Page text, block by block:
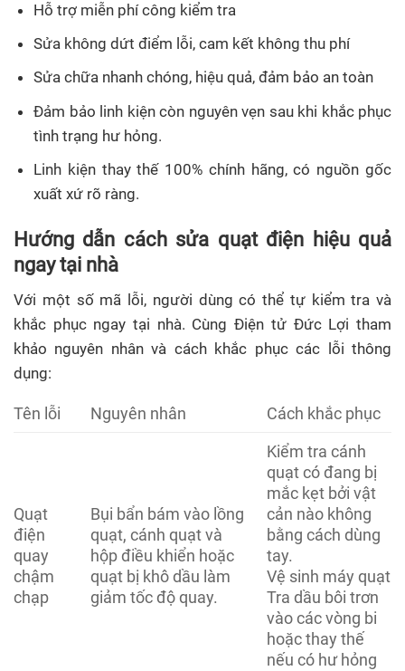
Hỗ trợ miễn phí công kiểm tra
Sửa không dứt điểm lỗi, cam kết không thu phí
Sửa chữa nhanh chóng, hiệu quả, đảm bảo an toàn
Đảm bảo linh kiện còn nguyên vẹn sau khi khắc phục
tình trạng hư hỏng.
Linh kiện thay thế 100% chính hãng, có nguồn gốc
xuất xứ rõ ràng.
Hướng dẫn cách sửa quạt điện hiệu quả
ngay tại nhà
Với một số mã lỗi, người dùng có thể tự kiểm tra và
khắc phục ngay tại nhà. Cùng Điện tử Đức Lợi tham
khảo nguyên nhân và cách khắc phục các lỗi thông
dụng:
Tên lỗi Nguyên nhân Cách khắc phục
Quạt
điện
quay
chậm
chạp
Bụi bẩn bám vào lồng
quạt, cánh quạt và
hộp điều khiển hoặc
quạt bị khô dầu làm
giảm tốc độ quay.
Kiểm tra cánh
quạt có đang bị
mắc kẹt bởi vật
cản nào không
bằng cách dùng
tay.
Vệ sinh máy quạt
Tra dầu bôi trơn
vào các vòng bi
hoặc thay thế
nếu có hư hỏng